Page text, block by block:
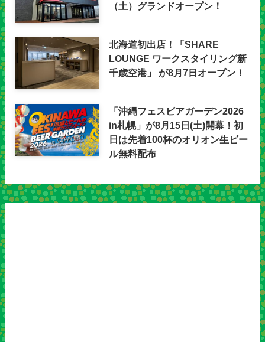
（土）グランドオープン！
北海道初出店！「SHARE
LOUNGE ワークスタイリング新
千歳空港」 が8月7日オープン！
「沖縄フェスビアガーデン2026
in札幌」が8月15日(土)開幕！初
日は先着100杯のオリオン生ビー
ル無料配布